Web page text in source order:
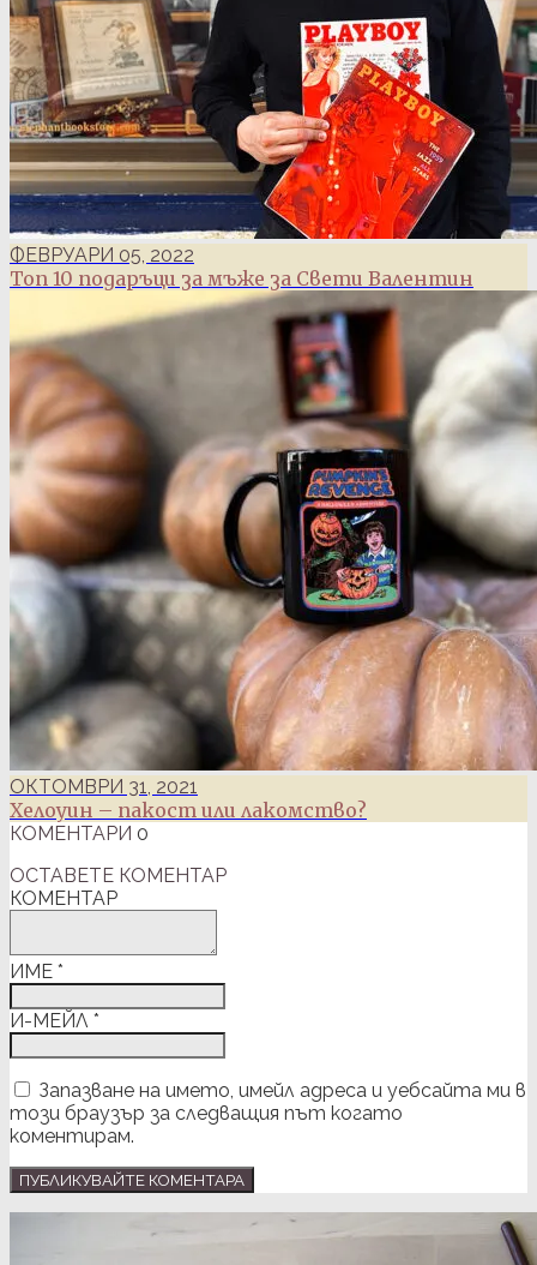
ФЕВРУАРИ 05, 2022
Топ 10 подаръци за мъже за Свети Валентин
ОКТОМВРИ 31, 2021
Хелоуин – пакост или лакомство?
КОМЕНТАРИ 0
ОСТАВЕТЕ КОМЕНТАР
КОМЕНТАР
ИМЕ *
И-МЕЙЛ *
Запазване на името, имейл адреса и уебсайта ми в
този браузър за следващия път когато
коментирам.